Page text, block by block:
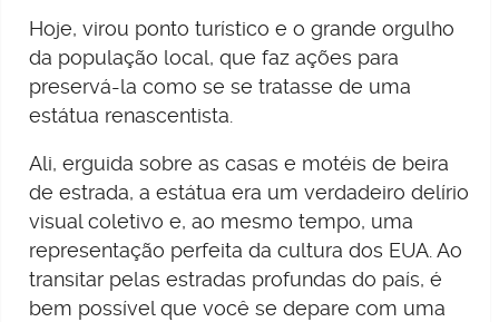
Hoje, virou ponto turístico e o grande orgulho
da população local, que faz ações para
preservá-la como se se tratasse de uma
estátua renascentista.
Ali, erguida sobre as casas e motéis de beira
de estrada, a estátua era um verdadeiro delírio
visual coletivo e, ao mesmo tempo, uma
representação perfeita da cultura dos EUA. Ao
transitar pelas estradas profundas do país, é
bem possível que você se depare com uma